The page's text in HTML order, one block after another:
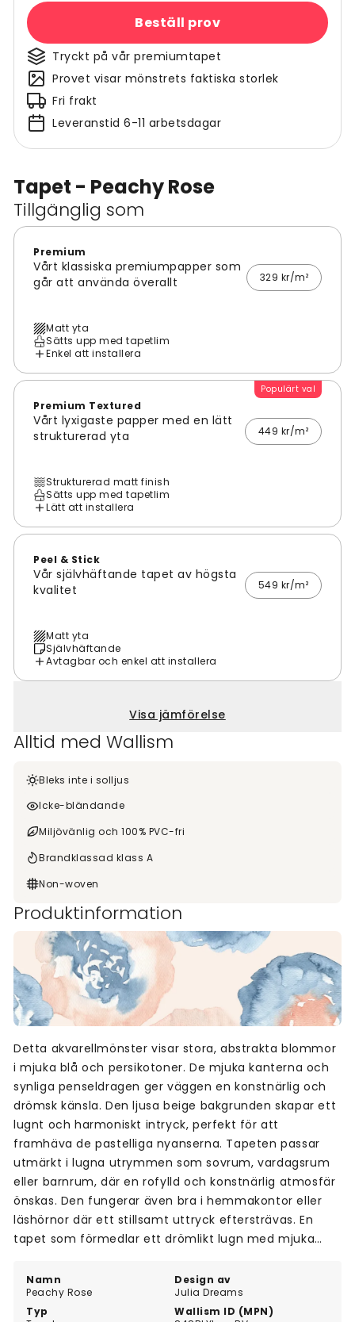
Tapet - Peachy Rose
Tillgänglig som
Premium
Vårt klassiska premiumpapper som
går att använda överallt
329 kr/m²
Matt yta
Sätts upp med tapetlim
Enkel att installera
Populärt val
Premium Textured
Vårt lyxigaste papper med en lätt
strukturerad yta
449 kr/m²
Strukturerad matt finish
Sätts upp med tapetlim
Lätt att installera
Peel & Stick
Vår självhäftande tapet av högsta
kvalitet
549 kr/m²
Matt yta
Självhäftande
Avtagbar och enkel att installera
Visa jämförelse
Alltid med Wallism
Bleks inte i solljus
Icke-bländande
Miljövänlig och 100% PVC-fri
Brandklassad klass A
Non-woven
Produktinformation
Namn
Peachy Rose
Design av
Julia Dreams
Typ
Wallism ID (MPN)
Detta akvarellmönster visar stora, abstrakta blommor
i mjuka blå och persikotoner. De mjuka kanterna och
synliga penseldragen ger väggen en konstnärlig och
drömsk känsla. Den ljusa beige bakgrunden skapar ett
lugnt och harmoniskt intryck, perfekt för att
framhäva de pastelliga nyanserna. Tapeten passar
utmärkt i lugna utrymmen som sovrum, vardagsrum
eller barnrum, där en rofylld och konstnärlig atmosfär
önskas. Den fungerar även bra i hemmakontor eller
läshörnor där ett stillsamt uttryck eftersträvas. En
tapet som förmedlar ett drömlikt lugn med mjuka
Beställ prov
Tryckt på vår premiumtapet
Provet visar mönstrets faktiska storlek
Fri frakt
Leveranstid 6-11 arbetsdagar